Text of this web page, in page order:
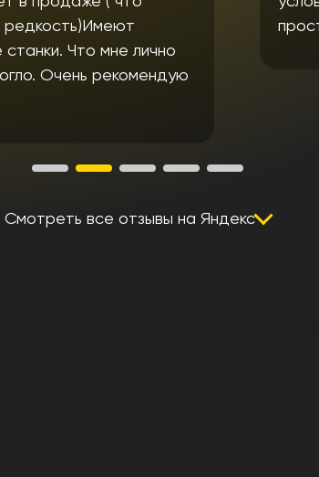
просто молодцы!!!
Смотреть все отзывы на Яндекс